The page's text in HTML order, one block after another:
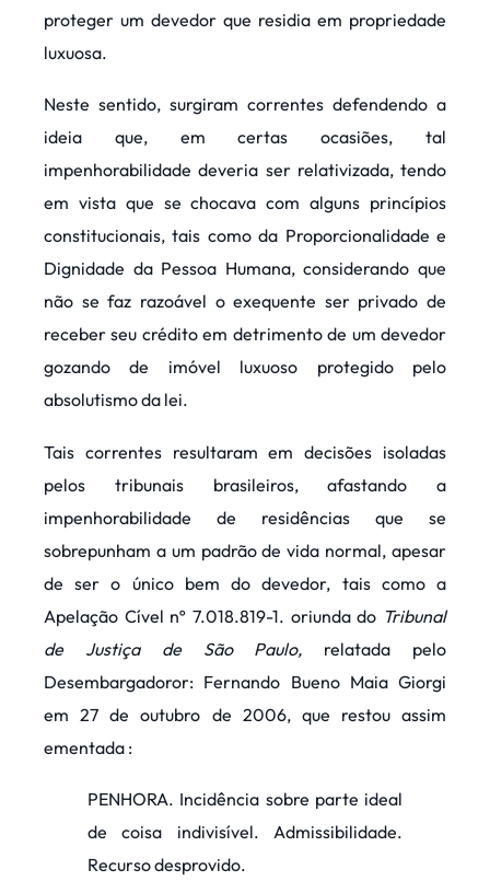
proteger um devedor que residia em propriedade
luxuosa.
Neste sentido, surgiram correntes defendendo a
ideia que, em certas ocasiões, tal
impenhorabilidade deveria ser relativizada, tendo
em vista que se chocava com alguns princípios
constitucionais, tais como da Proporcionalidade e
Dignidade da Pessoa Humana, considerando que
não se faz razoável o exequente ser privado de
receber seu crédito em detrimento de um devedor
gozando de imóvel luxuoso protegido pelo
absolutismo da lei.
Tais correntes resultaram em decisões isoladas
pelos tribunais brasileiros, afastando a
impenhorabilidade de residências que se
sobrepunham a um padrão de vida normal, apesar
de ser o único bem do devedor, tais como a
Apelação Cível nº 7.018.819-1. oriunda do Tribunal
de Justiça de São Paulo, relatada pelo
Desembargadoror: Fernando Bueno Maia Giorgi
em 27 de outubro de 2006, que restou assim
ementada :
PENHORA. Incidência sobre parte ideal
de coisa indivisível. Admissibilidade.
Recurso desprovido.